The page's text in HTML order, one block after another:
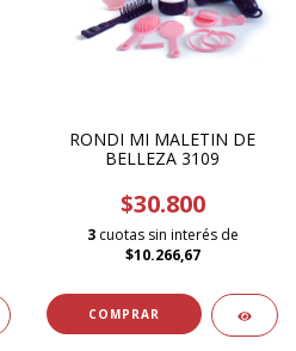
RONDI MI MALETIN DE
BELLEZA 3109
$30.800
3 cuotas sin interés de
$10.266,67